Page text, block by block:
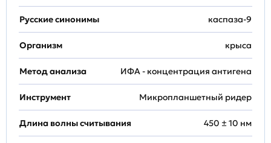
Русские синонимы каспаза-9
Организм крыса
Метод анализа ИФА - концентрация антигена
Инструмент Микропланшетный ридер
Длина волны считывания 450 ± 10 нм